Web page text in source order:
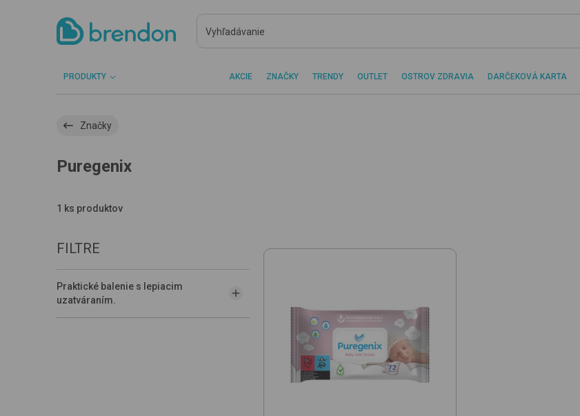
PRODUKTY AKCIE ZNAČKY TRENDY OUTLET OSTROV ZDRAVIA DARČEKOVÁ KARTA
Značky
Puregenix
1 ks produktov
FILTRE
Praktické balenie s lepiacim
uzatváraním.